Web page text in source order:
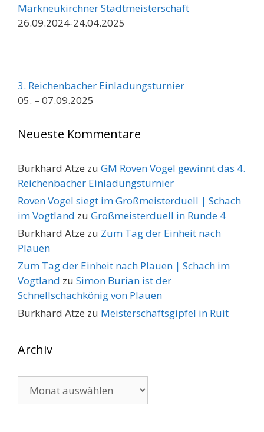
Markneukirchner Stadtmeisterschaft
26.09.2024-24.04.2025
3. Reichenbacher Einladungsturnier
05. – 07.09.2025
Neueste Kommentare
Burkhard Atze zu GM Roven Vogel gewinnt das 4.
Reichenbacher Einladungsturnier
Roven Vogel siegt im Großmeisterduell | Schach
im Vogtland zu Großmeisterduell in Runde 4
Burkhard Atze zu Zum Tag der Einheit nach
Plauen
Zum Tag der Einheit nach Plauen | Schach im
Vogtland zu Simon Burian ist der
Schnellschachkönig von Plauen
Burkhard Atze zu Meisterschaftsgipfel in Ruit
Archiv